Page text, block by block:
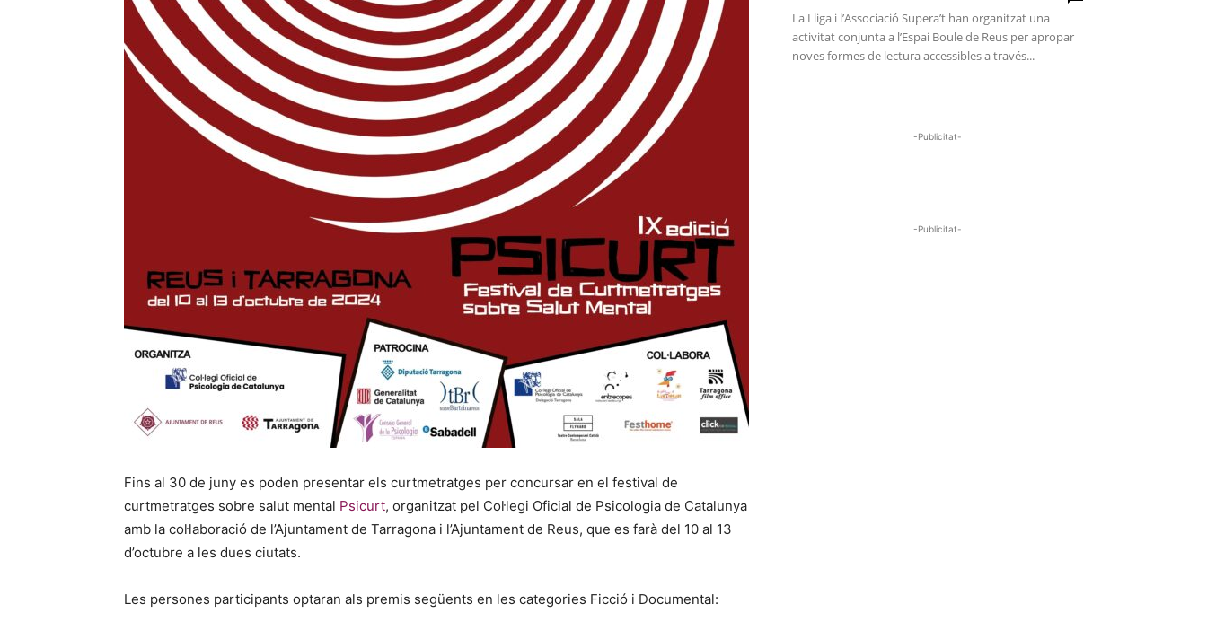
Fins al 30 de juny es poden presentar els curtmetratges per concursar en el festival de
curtmetratges sobre salut mental Psicurt, organitzat pel Col·legi Oficial de Psicologia de Catalunya
amb la col·laboració de l’Ajuntament de Tarragona i l’Ajuntament de Reus, que es farà del 10 al 13
d’octubre a les dues ciutats.
Les persones participants optaran als premis següents en les categories Ficció i Documental:
La Lliga i l’Associació Supera’t han organitzat una
activitat conjunta a l’Espai Boule de Reus per apropar
noves formes de lectura accessibles a través...
-Publicitat-
-Publicitat-